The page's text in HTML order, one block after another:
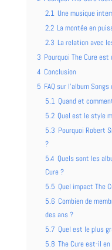
2.1 Une musique
2.2 La montée en
2.3 La relation avec
3 Pourquoi The Cure
4 Conclusion
5 FAQ sur l’album
5.1 Quand et
5.2 Quel est le style
5.3 Pourquoi Robert
?
5.4 Quels sont les
Cure ?
5.5 Quel impact The
5.6 Combien de
des ans ?
5.7 Quel est le plus
5.8 The Cure est-il